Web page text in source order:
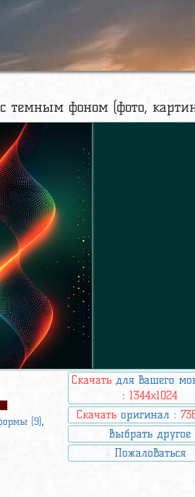
темным фоном (фото,
(9),
Скачать для вашего
:1344x1024
Скачатьоригинал :
Выбрать другое
Пожаловаться